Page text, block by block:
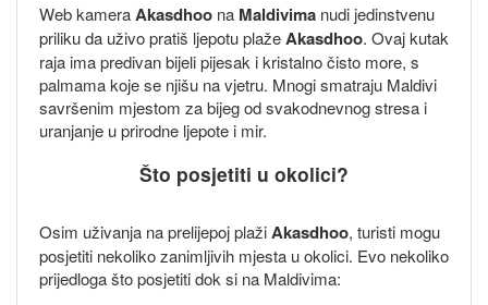
Web kameraAkasdhoo na Maldivima nudi jedinstvenu
priliku da uživo pratiš ljepotu plažeAkasdhoo. Ovaj kutak
raja ima predivan bijeli pijesak i kristalno čisto more, s
palmama koje se njišu na vjetru. Mnogi smatraju Maldivi
savršenim mjestom za bijeg od svakodnevnog stresa i
uranjanje u prirodne ljepote i mir.
Što posjetiti u okolici?
Osim uživanja na prelijepoj plažiAkasdhoo, turisti mogu
posjetiti nekoliko zanimljivih mjesta u okolici. Evo nekoliko
prijedloga što posjetiti dok si na Maldivima: